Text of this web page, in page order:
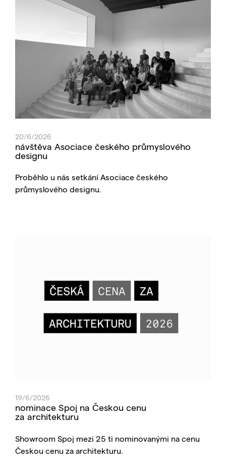
20/6/2026
návštěva Asociace českého průmyslového
designu
Proběhlo u nás setkání Asociace českého
průmyslového designu.
19/6/2026
nominace Spoj na Českou cenu
za architekturu
Showroom Spoj mezi 25 ti nominovanými na cenu
Českou cenu za architekturu.